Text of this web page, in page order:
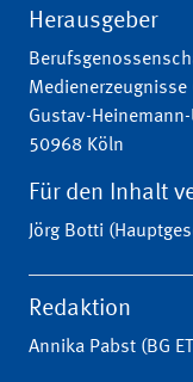
Herausgeber
Medienerzeugnisse
Gustav-
50968 Köln
Für den Inhalt
Jörg Botti
Redaktion
Annika Pabst (BG